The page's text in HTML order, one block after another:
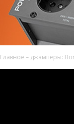
Главное – джамперы: